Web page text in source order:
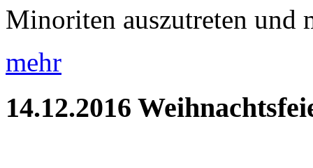
Minoriten auszutreten und
mehr
14.12.2016